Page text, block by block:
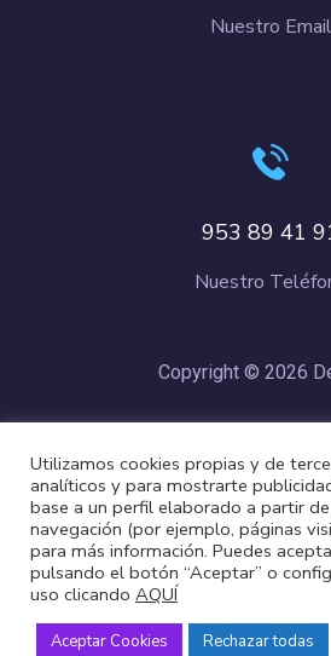
Nuestro Email
953 89 41
Nuestro
Copyright © 2026
Cookies
Utilizamos cookies propias y de
analíticos y para mostrarte
base a un perfil elaborado a partir
navegación (por ejemplo, páginas
para más información. Puedes
pulsando el botón “Aceptar” o
uso clicando AQUÍ
Aceptar Cookies Rechazar todas